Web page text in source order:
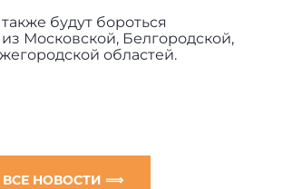
будут бороться
Московской, Белгородской,
областей.
ВСЕ НОВОСТИ ⟹